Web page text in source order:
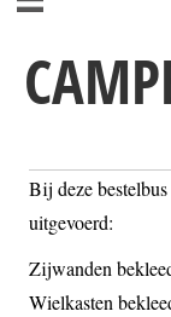
Bij deze
uitgevoerd:
Zijwanden
Wielkasten